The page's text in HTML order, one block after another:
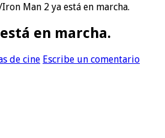
Iron Man 2 ya está en marcha.
en marcha.
de cine Escribe un comentario